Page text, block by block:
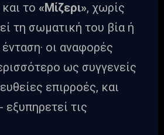
το «Μίζερι», χωρίς
τη σωματική του βία ή
οι αναφορές
ως συγγενείς
επιρροές, και
τις